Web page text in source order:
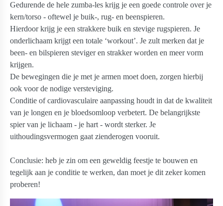
Gedurende de hele zumba-les krijg je een goede controle over je
kern/torso - oftewel je buik-, rug- en beenspieren.
Hierdoor krijg je een strakkere buik en stevige rugspieren. Je
onderlichaam krijgt een totale ‘workout’. Je zult merken dat je
been- en bilspieren steviger en strakker worden en meer vorm
krijgen.
De bewegingen die je met je armen moet doen, zorgen hierbij
ook voor de nodige versteviging.
Conditie of cardiovasculaire aanpassing houdt in dat de kwaliteit
van je longen en je bloedsomloop verbetert. De belangrijkste
spier van je lichaam - je hart - wordt sterker. Je
uithoudingsvermogen gaat zienderogen vooruit.
Conclusie: heb je zin om een geweldig feestje te bouwen en
tegelijk aan je conditie te werken, dan moet je dit zeker komen
proberen!